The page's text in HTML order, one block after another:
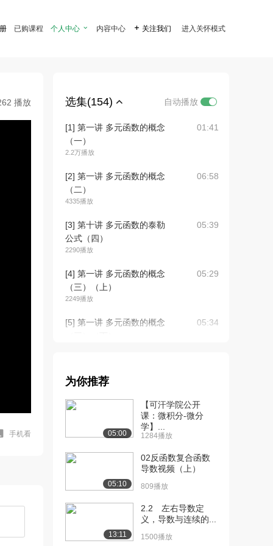
已购课程 个人中心  内容中心  关注我们 进入关怀模式
播放
手机看
选集(154) 自动播放
[1] 第一讲 多元函数的概念
（一）
2.2万播放
01:41
[2] 第一讲 多元函数的概念
（二）
4335播放
06:58
[3] 第十讲 多元函数的泰勒
公式（四）
2290播放
05:39
[4] 第一讲 多元函数的概念
（三）（上）
2249播放
05:29
[5] 第一讲 多元函数的概念
05:34
（四）
[7] 第一讲 多元函数的概念
06:10
[8] 第二讲 多元函数的极限
与连续（一）
[9] 第二讲 多元函数的极限
与连续（二）...
2108播放
06:37
为你推荐
05:00
【可汗学院公开
课：微积分-微分
学】...
1284播放
05:10
02反函数复合函数
导数视频（上）
809播放
13:11
2.2 左右导数定
义，导数与连续的...
1500播放